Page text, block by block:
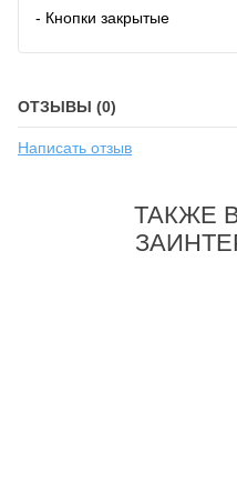
- Кнопки закрытые
ОТЗЫВЫ (0)
Написать отзыв
ТАКЖЕ